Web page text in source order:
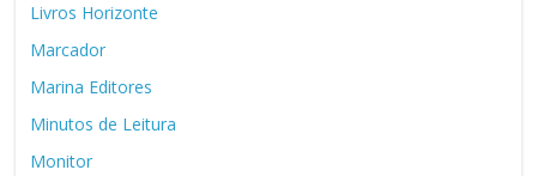
Livros Horizonte
Marcador
Marina Editores
Minutos de Leitura
Monitor